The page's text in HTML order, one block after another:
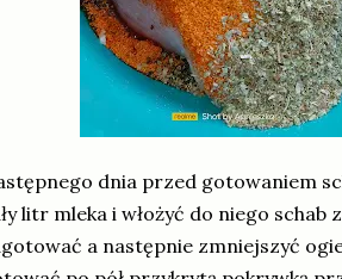
dnia przed gotowaniem
litr mleka i włożyć do niego schab
a następnie zmniejszyć